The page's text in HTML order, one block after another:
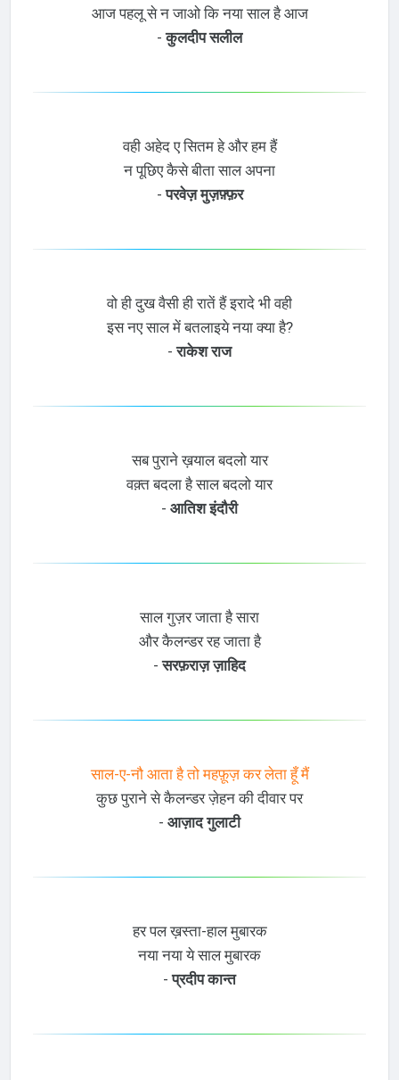
आज पहलू से न जाओ कि नया साल है आज
-कुलदीप सलील
वही अहेद ए सितम हे और हम हैं
न पूछिए कैसे बीता साल अपना
-परवेज़ मुज़फ़्फ़र
वो ही दुख वैसी ही रातें हैं इरादे भी वही
इस नए साल में बतलाइये नया क्या है?
-राकेश राज
सब पुराने ख़याल बदलो यार
वक़्त बदला है साल बदलो यार
- आतिश इंदौरी
साल गुज़र जाता है सारा
और कैलन्डर रह जाता है
-सरफ़राज़ ज़ाहिद
साल-ए-नौ आता है तो महफ़ूज़ कर लेता हूँ मैं
कुछ पुराने से कैलन्डर ज़ेहन की दीवार पर
- आज़ाद गुलाटी
हर पल ख़स्ता-हाल मुबारक
नया नया ये साल मुबारक
-प्रदीप कान्त